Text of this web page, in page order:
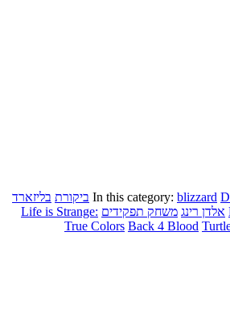
In this category: blizzard ביקורת בליזארד
אלדן רינג משחק תפקידים Life is Strange:
True Colors Back 4 Blood